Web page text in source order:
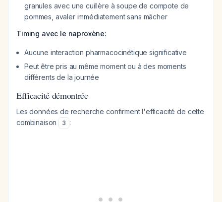
granules avec une cuillère à soupe de compote de
pommes, avaler immédiatement sans mâcher
Timing avec le naproxène:
Aucune interaction pharmacocinétique significative
Peut être pris au même moment ou à des moments
différents de la journée
Efficacité démontrée
Les données de recherche confirment l'efficacité de cette
combinaison
3 :